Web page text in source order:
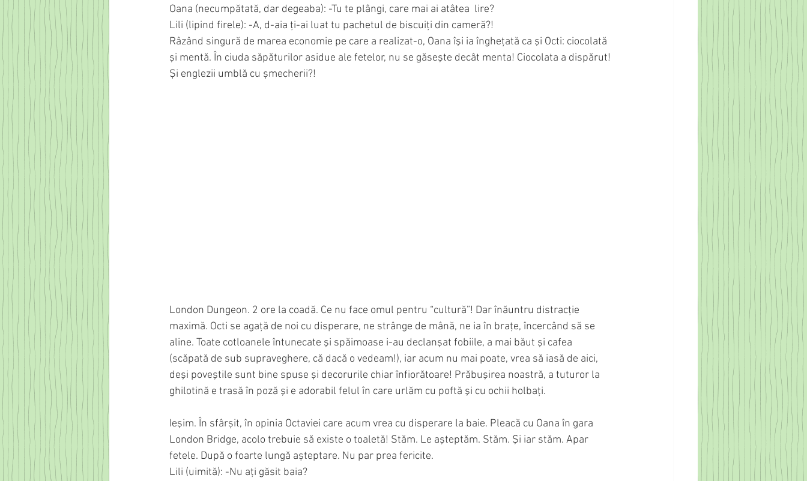
Oana (necumpătată, dar degeaba): -Tu te plângi, care mai ai atâtea  lire?
Lili (lipind firele): -A, d-aia ţi-ai luat tu pachetul de biscuiţi din cameră?!
Râzând singură de marea economie pe care a realizat-o, Oana îşi ia îngheţată ca şi Octi: ciocolată
şi mentă. În ciuda săpăturilor asidue ale fetelor, nu se găseşte decât menta! Ciocolata a dispărut!
Și englezii umblă cu șmecherii?!
London Dungeon. 2 ore la coadă. Ce nu face omul pentru “cultură”! Dar înăuntru distracţie
maximă. Octi se agaţă de noi cu disperare, ne strânge de mână, ne ia în braţe, încercând să se
aline. Toate cotloanele întunecate şi spăimoase i-au declanşat fobiile, a mai băut şi cafea
(scăpată de sub supraveghere, că dacă o vedeam!), iar acum nu mai poate, vrea să iasă de aici,
deşi poveştile sunt bine spuse şi decorurile chiar înfiorătoare! Prăbuşirea noastră, a tuturor la
ghilotină e trasă în poză şi e adorabil felul în care urlăm cu poftă şi cu ochii holbaţi.
Ieşim. În sfârșit, în opinia Octaviei care acum vrea cu disperare la baie. Pleacă cu Oana în gara
London Bridge, acolo trebuie să existe o toaletă! Stăm. Le aşteptăm. Stăm. Şi iar stăm. Apar
fetele. După o foarte lungă așteptare. Nu par prea fericite.
Lili (uimită): -Nu aţi găsit baia?